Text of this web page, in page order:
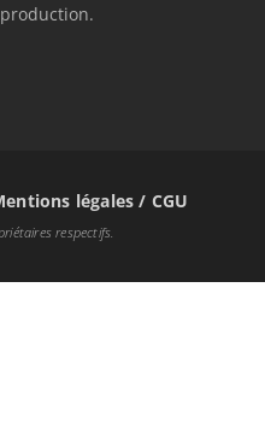
légales / CGU
respectifs.